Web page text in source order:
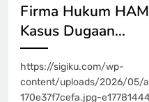
Firma Hukum
Kasus Dugaan…
https://sigiku.com/wp-
content/uploads/2026/05/
170e37f7cefa.jpg-